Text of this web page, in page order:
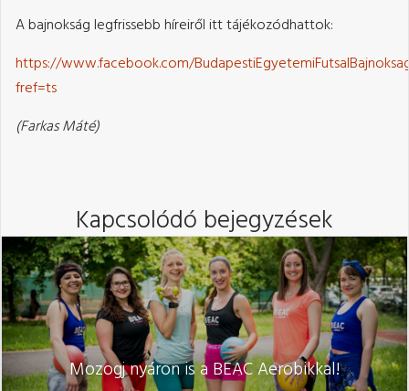
A bajnokság legfrissebb híreiről itt tájékozódhattok:
https://www.facebook.com/
fref=ts
(Farkas Máté)
Kapcsolódó bejegyzések
Mozogj nyáron is a BEAC Aerobikkal!